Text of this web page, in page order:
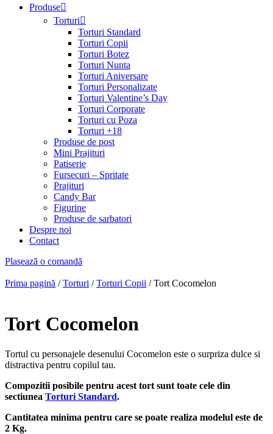
Produse
Torturi
Torturi Standard
Torturi Copii
Torturi Botez
Torturi Nunta
Torturi Aniversare
Torturi Personalizate
Torturi Valentine’s Day
Torturi Corporate
Torturi cu Poza
Torturi +18
Produse de post
Mini Prajituri
Patiserie
Fursecuri – Spritate
Prajituri
Candy Bar
Figurine
Produse de sarbatori
Despre noi
Contact
Plasează o comandă
Prima pagină /Torturi /Torturi Copii / Tort Cocomelon
Tort Cocomelon
Tortul cu personajele desenului Cocomelon este o surpriza dulce si
distractiva pentru copilul tau.
Compozitii posibile pentru acest tort sunt toate cele din
sectiunea Torturi Standard.
Cantitatea minima pentru care se poate realiza modelul este de
2 Kg.